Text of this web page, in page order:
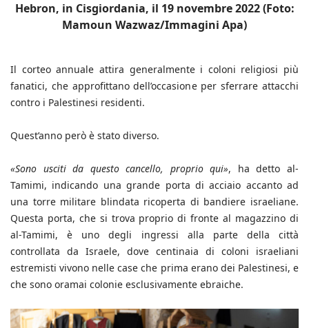
Hebron, in Cisgiordania, il 19 novembre 2022 (Foto:
Mamoun Wazwaz/Immagini Apa)
Il corteo annuale attira generalmente i coloni religiosi più
fanatici, che approfittano dell’occasione per sferrare attacchi
contro i Palestinesi residenti.
Quest’anno però è stato diverso.
«Sono usciti da questo cancello, proprio qui», ha detto al-
Tamimi, indicando una grande porta di acciaio accanto ad
una torre militare blindata ricoperta di bandiere israeliane.
Questa porta, che si trova proprio di fronte al magazzino di
al-Tamimi, è uno degli ingressi alla parte della città
controllata da Israele, dove centinaia di coloni israeliani
estremisti vivono nelle case che prima erano dei Palestinesi, e
che sono oramai colonie esclusivamente ebraiche.